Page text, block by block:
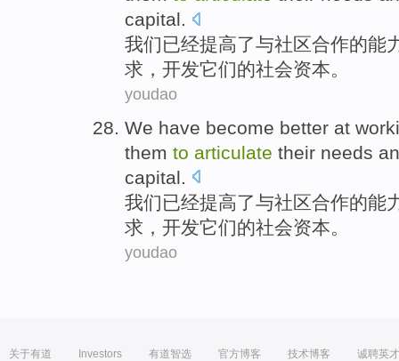
capital.
我们已经提高了与社区合作的能
求 ， 开发它们的社会资本。
youdao
We have become better at
them to articulate their needs
capital
我们已经提高了与社区合作的能
求 ， 开发它们的社会资本。
youdao
关于有道 Investors 有道智选 官方博客 技术博客 诚聘英才